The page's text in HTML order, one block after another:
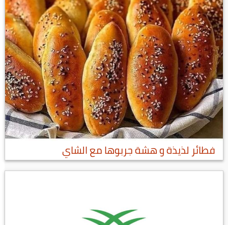
فطائر لذيذة و هشة جربوها مع الشاي